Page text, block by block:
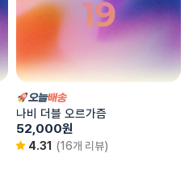
나비 더블 오르가즘
52,000원
4.31 (16개 리뷰)